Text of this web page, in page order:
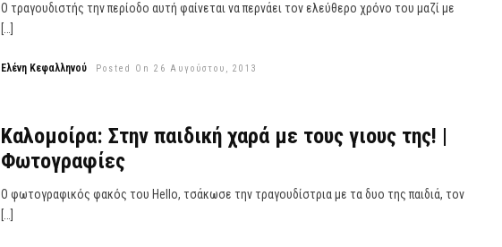
Ο τραγουδιστής την περίοδο αυτή φαίνεται να περνάει τον ελεύθερο χρόνο του μαζί με
[…]
Ελένη Κεφαλληνού Posted On 26 Αυγούστου, 2013
Καλομοίρα: Στην παιδική χαρά με τους γιους της! |
Φωτογραφίες
Ο φωτογραφικός φακός του Hello, τσάκωσε την τραγουδίστρια με τα δυο της παιδιά, τον
[…]